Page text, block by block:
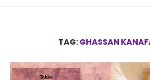
TAG:GHASSAN